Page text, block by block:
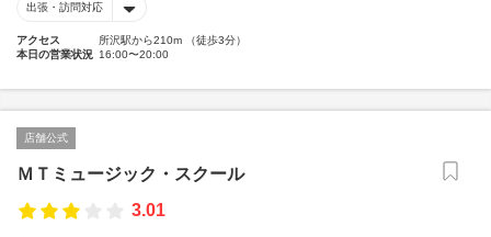
出張・訪問対応
アクセス
所沢駅から210m （徒歩3分）
本日の営業状況 16:00〜20:00
店舗公式
ＭＴミュージック・スクール
3.01